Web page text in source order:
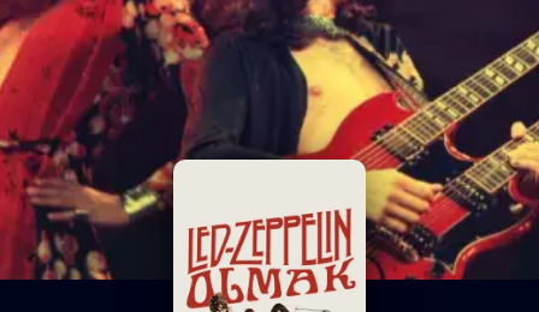
Film Kategorileri
Dizi Kategorileri